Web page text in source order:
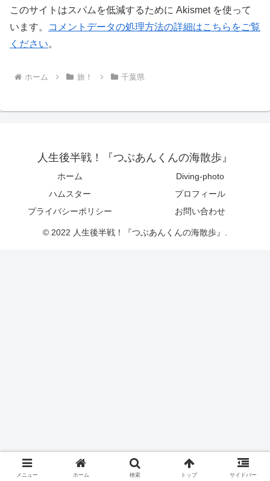
このサイトはスパムを低減するために Akismet を使って
います。
コメントデータの処理方法の詳細はこちらをご覧
ください。
ホーム 旅！ 千葉県
人生後半戦！『つぶあんくんの海散歩』
ホーム
Diving-photo
ハムスター
プロフィール
プライバシーポリシー
お問い合わせ
© 2022 人生後半戦！『つぶあんくんの海散歩』.
メニュー ホーム 検索 トップ サイドバー